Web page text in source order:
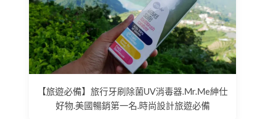
【旅遊必備】旅行牙刷除菌UV消毒器.Mr.Me紳仕
好物.美國暢銷第一名.時尚設計旅遊必備